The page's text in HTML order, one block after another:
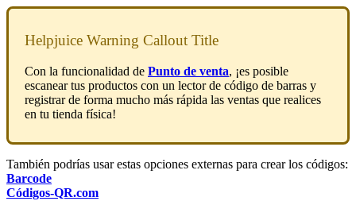
Helpjuice Warning Callout Title
Con la funcionalidad de Punto de venta, ¡es posible
escanear tus productos con un lector de código de barras y
registrar de forma mucho más rápida las ventas que realices
en tu tienda física!
También podrías usar estas opciones externas para crear los códigos:
Barcode
Códigos-QR.com